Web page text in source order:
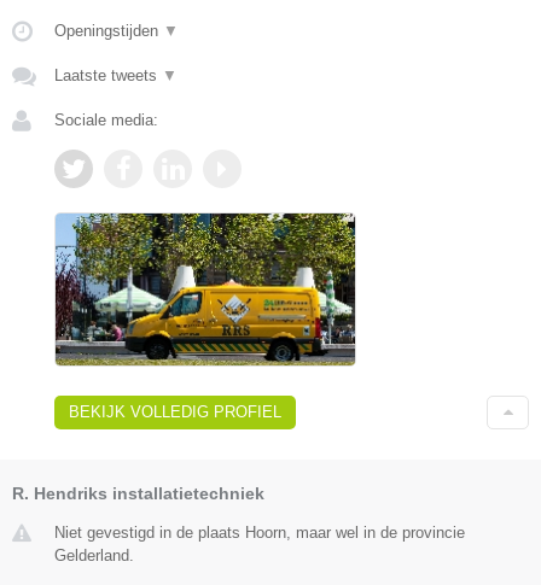
Openingstijden ▼
Laatste tweets ▼
Sociale media:
BEKIJK VOLLEDIG PROFIEL
R. Hendriks installatietechniek
Niet gevestigd in de plaats Hoorn, maar wel in de provincie
Gelderland.